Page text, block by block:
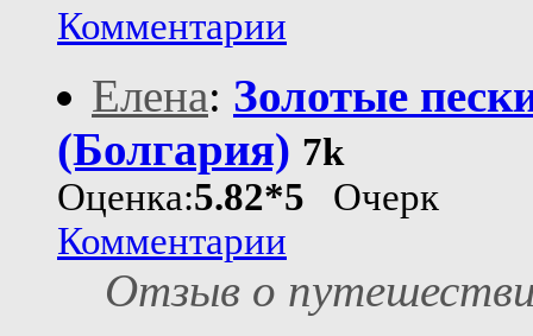
Комментарии
Елена: Золотые
(Болгария) 7k
Оценка:5.82*5 Очерк
Комментарии
Отзыв о